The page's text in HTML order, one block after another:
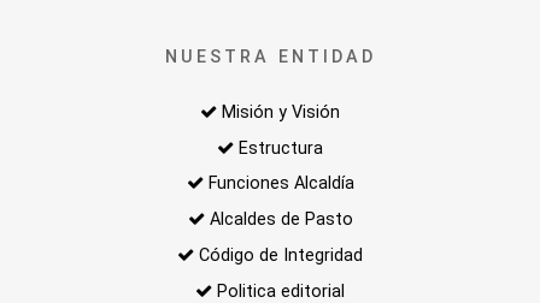
NUESTRA ENTIDAD
Misión y Visión
Estructura
Funciones Alcaldía
Alcaldes de Pasto
Código de Integridad
Politica editorial